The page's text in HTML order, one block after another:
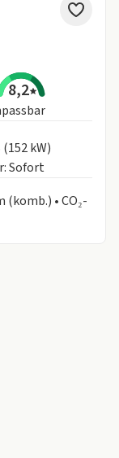
8,2
(152 kW)
Sofort
(komb.) • CO₂-